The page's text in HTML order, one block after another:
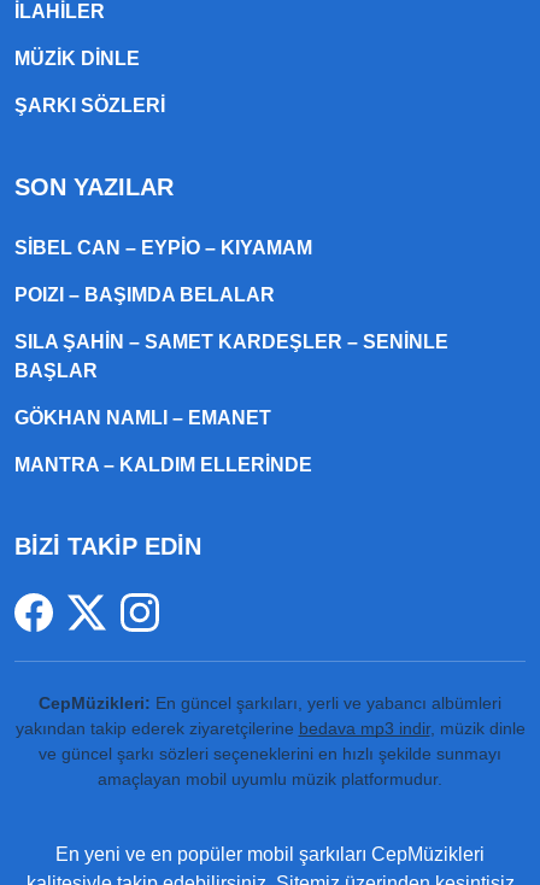
ILAHILER
MÜZIK DINLE
ŞARKI SÖZLERI
SON YAZILAR
SIBEL CAN – EYPIO – KIYAMAM
POIZI – BAŞIMDA BELALAR
SILA ŞAHIN – SAMET KARDEŞLER – SENINLE
BAŞLAR
GÖKHAN NAMLI – EMANET
MANTRA – KALDIM ELLERINDE
BİZİ TAKİP EDİN
CepMüzikleri: En güncel şarkıları, yerli ve yabancı albümleri
yakından takip ederek ziyaretçilerine bedava mp3 indir, müzik dinle
ve güncel şarkı sözleri seçeneklerini en hızlı şekilde sunmayı
amaçlayan mobil uyumlu müzik platformudur.
En yeni ve en popüler mobil şarkıları CepMüzikleri